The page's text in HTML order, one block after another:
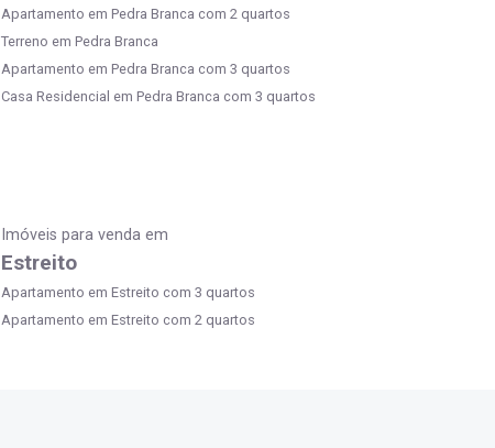
Apartamento em Pedra Branca com 2 quartos
Terreno em Pedra Branca
Apartamento em Pedra Branca com 3 quartos
Casa Residencial em Pedra Branca com 3 quartos
Imóveis para venda em
Estreito
Apartamento em Estreito com 3 quartos
Apartamento em Estreito com 2 quartos